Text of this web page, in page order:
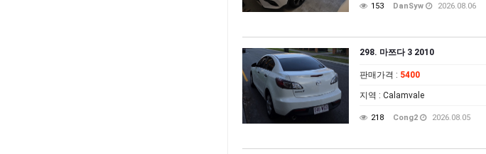
153 DanSyw 2026.08.06
298. 마쯔다 3 2010
판매가격 : 5400
지역 : Calamvale
218 Cong2 2026.08.05